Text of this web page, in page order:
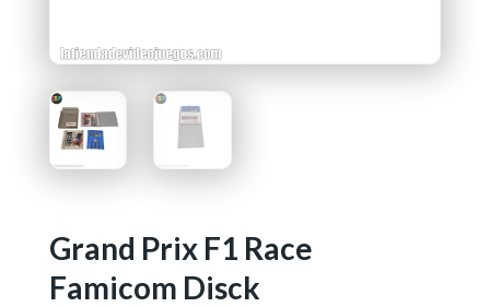
Grand Prix F1 Race
Famicom Disck